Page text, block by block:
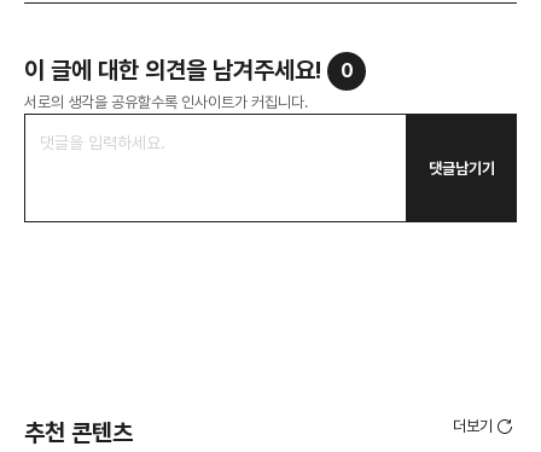
이 글에 대한 의견을 남겨주세요! 0
서로의 생각을 공유할수록 인사이트가 커집니다.
댓글남기기
추천 콘텐츠 더보기